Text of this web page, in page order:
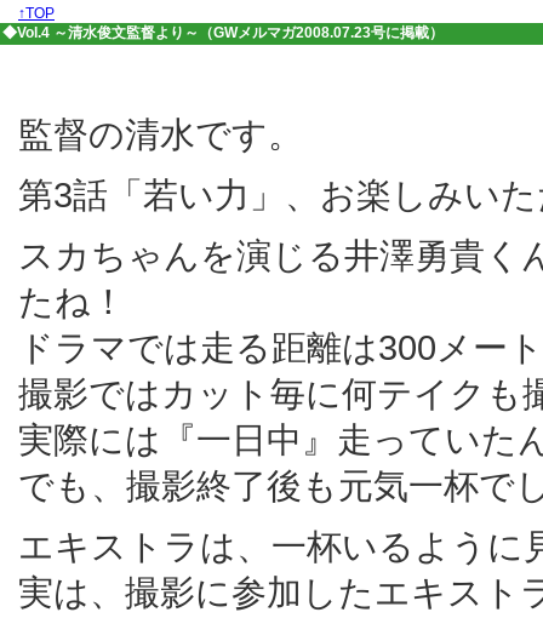
↑TOP
◆Vol.4 ～清水俊文監督より～（GWメルマガ2008.07.23号に掲載）
監督の清水です。
第3話「若い力」、お楽しみい
スカちゃんを演じる井澤勇貴
たね！
ドラマでは走る距離は300メー
撮影ではカット毎に何テイクも
実際には『一日中』走っていた
でも、撮影終了後も元気一杯で
エキストラは、一杯いるように
実は、撮影に参加したエキスト